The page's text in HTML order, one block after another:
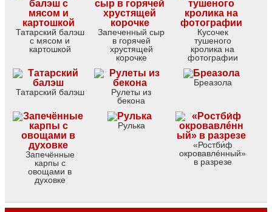
Татарский балэш
с мясом и
картошкой
Запеченный сыр
в горячей
хрустящей
корочке
Кусочек
тушеного
кролика на
фотографии
Татарский балэш
Рулеты из
бекона
Бреазола
Запечённые
карпы с
овощами в
духовке
Рулька
«Ростби́ф
окровавлéнный»
в разрезе